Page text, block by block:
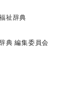
祉辞典
典 編集委員会